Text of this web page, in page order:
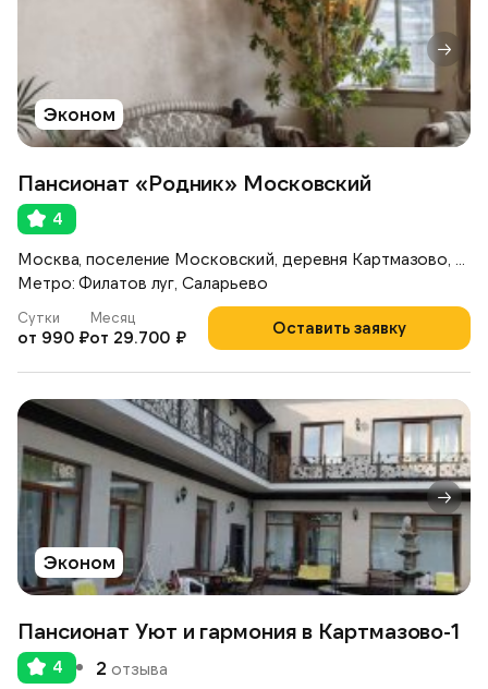
Эконом
Пансионат «Родник» Московский
4
Метро: Филатов луг, Саларьево
Оставить заявку
Сутки
от 990 ₽
Месяц
от 29.700 ₽
Эконом
Пансионат Уют и гармония в Картмазово-1
4 2 отзыва